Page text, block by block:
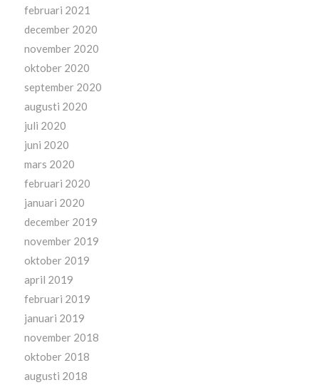
februari 2021
december 2020
november 2020
oktober 2020
september 2020
augusti 2020
juli 2020
juni 2020
mars 2020
februari 2020
januari 2020
december 2019
november 2019
oktober 2019
april 2019
februari 2019
januari 2019
november 2018
oktober 2018
augusti 2018